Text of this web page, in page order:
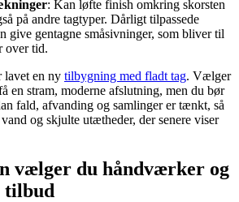
: Kan løfte finish omkring skorsten
på andre tagtyper. Dårligt tilpassede
give gentagne småsivninger, som bliver til
over tid.
lavet en ny tilbygning med fladt tag. Vælger
en stram, moderne afslutning, men du bør
fald, afvanding og samlinger er tænkt, så
og skjulte utætheder, der senere viser
vælger du håndværker og
tilbud